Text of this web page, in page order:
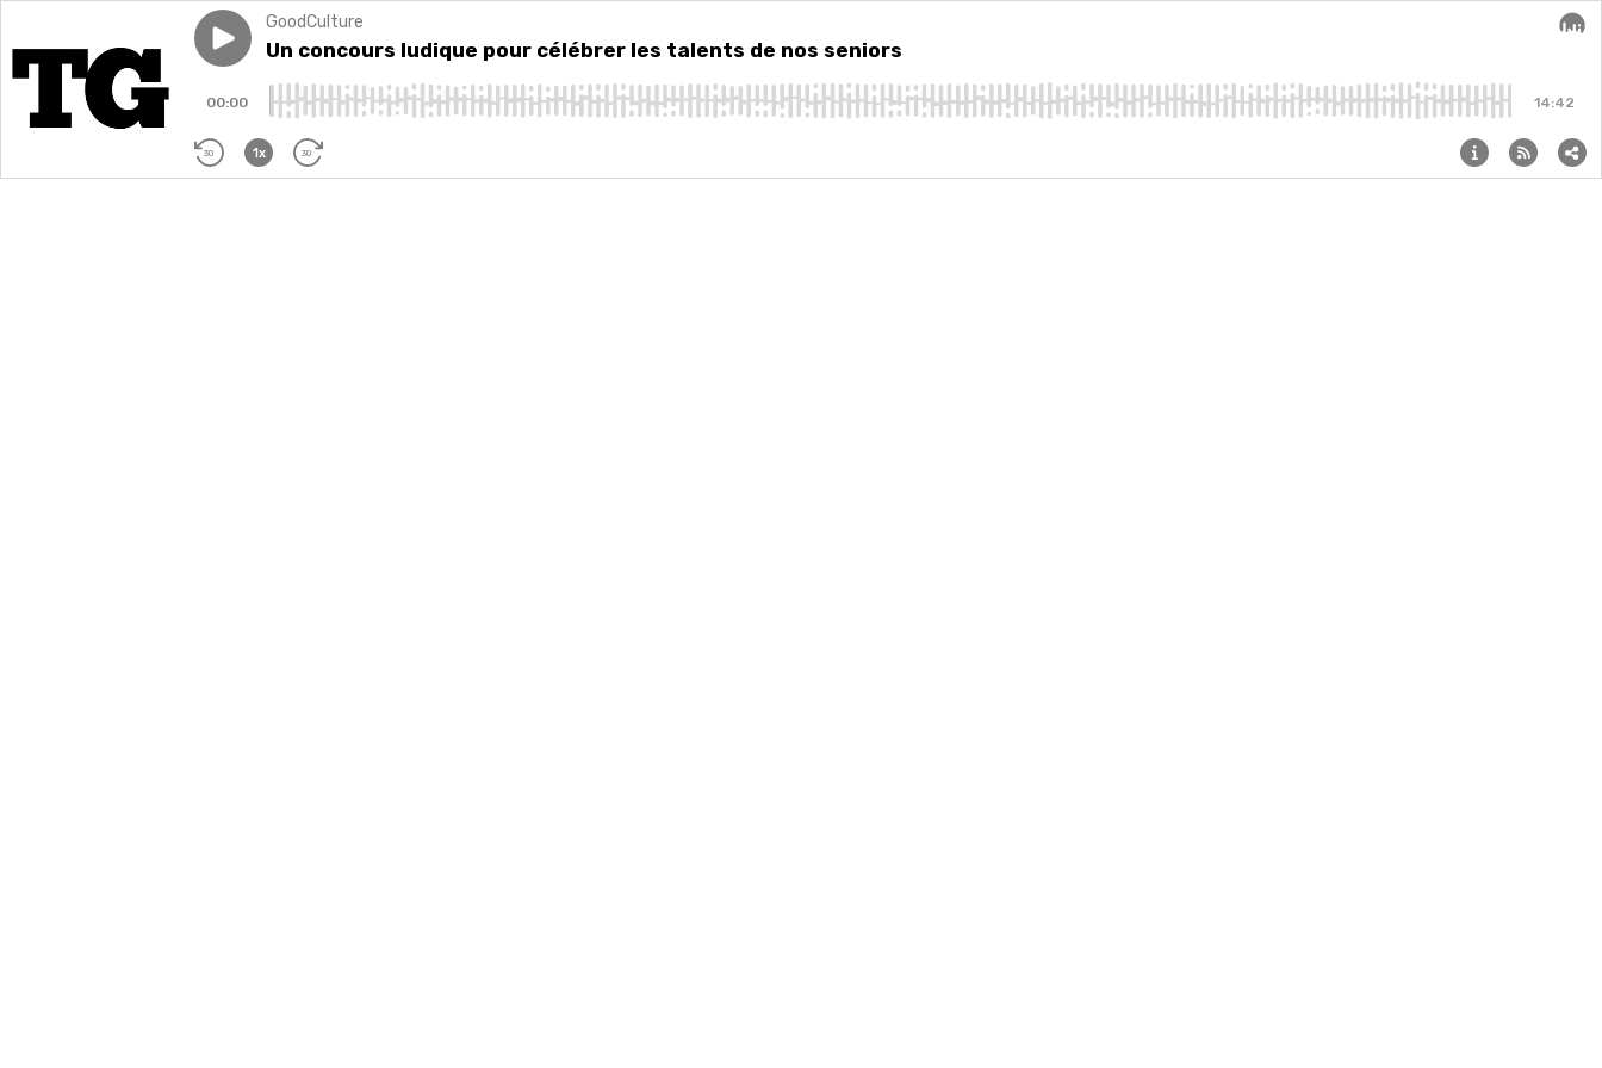
Play episodeUn concours ludique pour célébrer les talents de nos seniors
GoodCulture
Un concours ludique pour célébrer les talents de nos seniors
00:00 14:42
30 1x 30